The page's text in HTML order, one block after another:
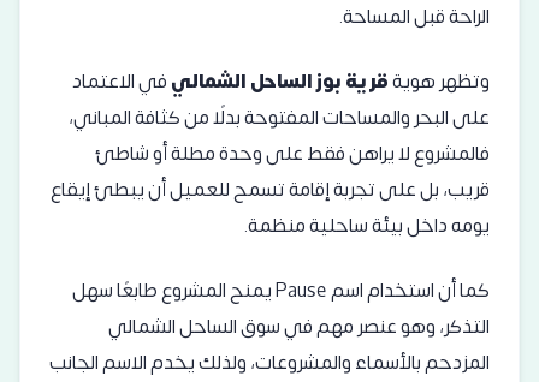
الراحة قبل المساحة.
وتظهر هويةقرية بوز الساحل الشماليفي الاعتماد
على البحر والمساحات المفتوحة بدلًا من كثافة المباني،
فالمشروع لا يراهن فقط على وحدة مطلة أو شاطئ
قريب، بل على تجربة إقامة تسمح للعميل أن يبطئ إيقاع
يومه داخل بيئة ساحلية منظمة.
كما أن استخدام اسم Pause يمنح المشروع طابعًا سهل
التذكر، وهو عنصر مهم في سوق الساحل الشمالي
المزدحم بالأسماء والمشروعات، ولذلك يخدم الاسم الجانب